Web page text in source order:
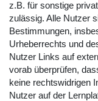
z.B. für sonstige
zulässig. Alle Nutzer
Bestimmungen,
Urheberrechts und
Nutzer Links auf
vorab überprüfen,
keine rechtswidrigen
Nutzer auf der